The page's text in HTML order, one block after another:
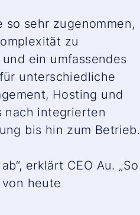
sehr zugenommen,
zu
ein umfassendes
unterschiedliche
Hosting und
nach integrierten
bis hin zum Betrieb.
erklärt CEO Au. „So
heute